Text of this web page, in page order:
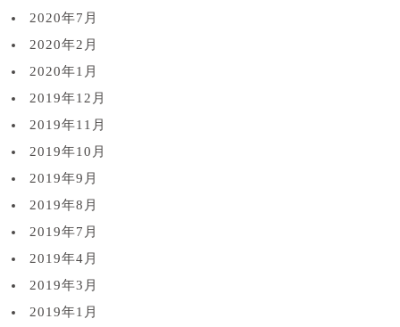
2020年7月
2020年2月
2020年1月
2019年12月
2019年11月
2019年10月
2019年9月
2019年8月
2019年7月
2019年4月
2019年3月
2019年1月